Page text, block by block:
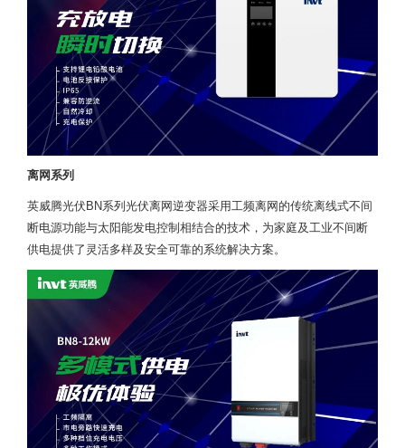
离网系列
英威腾光伏BN系列光伏离网逆变器采用工频离网的传统离线式不间
断电源功能与太阳能发电控制相结合的技术，为家庭及工业不间断
供电提供了灵活多样及安全可靠的系统解决方案。